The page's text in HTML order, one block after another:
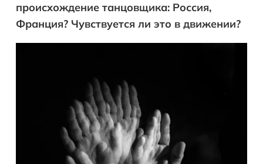
происхождение танцовщика: Россия,
Франция? Чувствуется ли это в движении?